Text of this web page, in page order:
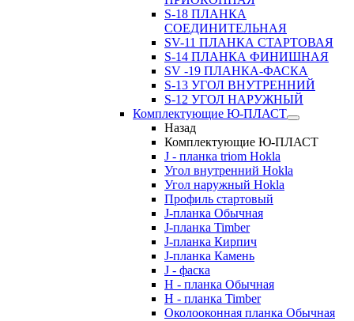
S-18 ПЛАНКА
СОЕДИНИТЕЛЬНАЯ
SV-11 ПЛАНКА СТАРТОВАЯ
S-14 ПЛАНКА ФИНИШНАЯ
SV -19 ПЛАНКА-ФАСКА
S-13 УГОЛ ВНУТРЕННИЙ
S-12 УГОЛ НАРУЖНЫЙ
Комплектующие Ю-ПЛАСТ
Назад
Комплектующие Ю-ПЛАСТ
J - планка triom Hokla
Угол внутренний Hokla
Угол наружный Hokla
Профиль стартовый
J-планка Обычная
J-планка Timber
J-планка Кирпич
J-планка Камень
J - фаска
Н - планка Обычная
Н - планка Timber
Околооконная планка Обычная